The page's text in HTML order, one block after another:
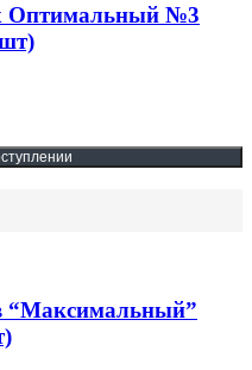
Оптимальный №3
“Максимальный”